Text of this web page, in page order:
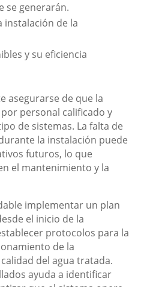
se generarán.
instalación de la
y su eficiencia
asegurarse de que la
personal calificado y
de sistemas. La falta de
la instalación puede
futuros, lo que
el mantenimiento y la
implementar un plan
el inicio de la
protocolos para la
de la
del agua tratada.
ayuda a identificar